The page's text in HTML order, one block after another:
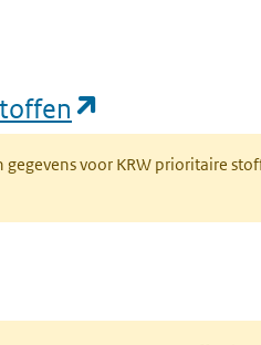
gegevens voor KRW prioritaire